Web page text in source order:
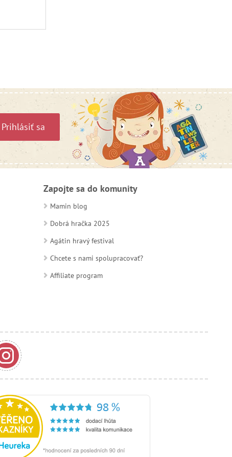
Prihlásiť sa
Zapojte sa do komunity
Mamin blog
Dobrá hračka 2025
Agátin hravý festival
Chcete s nami spolupracovať?
Affiliate program